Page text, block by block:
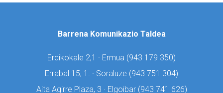
Barrena Komunikazio Taldea
Erdikokale 2,1 · Ermua (943 179 350)
Errabal 15, 1. · Soraluze (943 751 304)
Aita Agirre Plaza, 3 · Elgoibar (943 741 626)